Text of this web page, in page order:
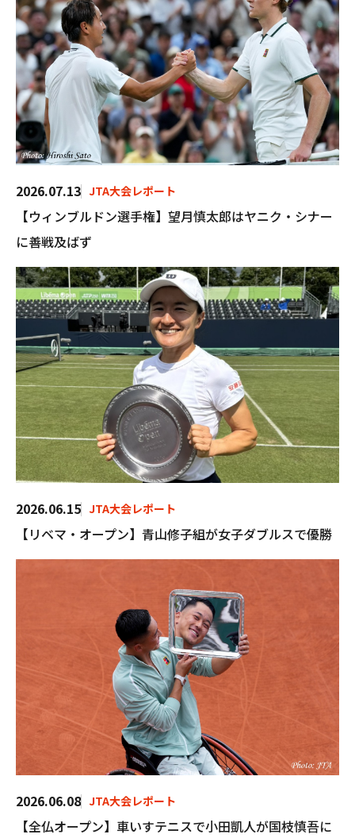
2026.07.13 JTA大会レポート
【ウィンブルドン選手権】望月慎太郎はヤニク・シナー
に善戦及ばず
2026.06.15 JTA大会レポート
【リベマ・オープン】青山修子組が女子ダブルスで優勝
2026.06.08 JTA大会レポート
【全仏オープン】車いすテニスで小田凱人が国枝慎吾に